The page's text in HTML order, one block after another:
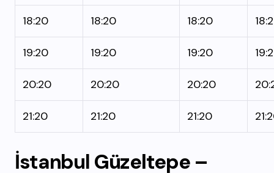
18:20 18:20 18:20
19:20 19:20 19:20
20:20 20:20 20:20
21:20 21:20 21:20
İstanbul Güzeltepe –